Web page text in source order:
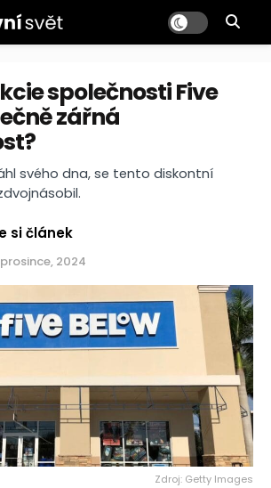
společnosti Five
zářná
svého dna, se tento diskontní
si článek
2024
Zdroj: Getty Images